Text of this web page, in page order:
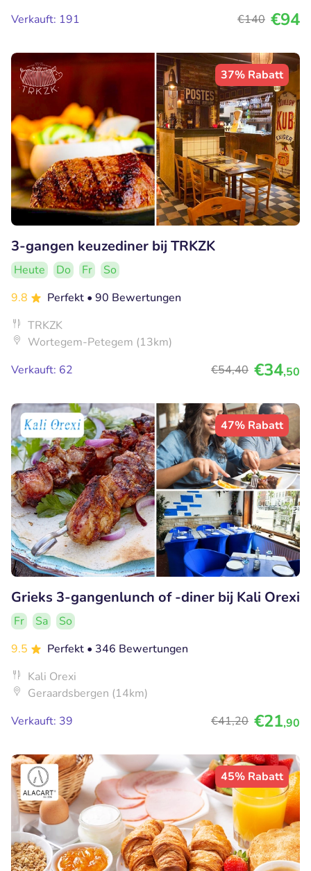
Verkauft: 191
€140 €94
37% Rabatt
3-gangen keuzediner bij TRKZK
Heute Do Fr
So
9.8
Perfekt • 90 Bewertungen
TRKZK
Wortegem-Petegem (13km)
Verkauft: 62
€54,40 €34,50
47% Rabatt
Grieks 3-gangenlunch of -diner bij Kali Orexi
Fr Sa
So
9.5
Perfekt • 346 Bewertungen
Kali Orexi
Geraardsbergen (14km)
Verkauft: 39
€41,20 €21,90
45% Rabatt